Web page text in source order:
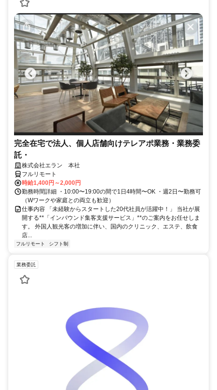
完全在宅で法人、個人店舗向けテレアポ業務・業務委
託・
株式会社エラン 本社
フルリモート
時給1,400円～2,000円
勤務時間詳細 ・10:00〜19:00の間で1日4時間〜OK ・週2日〜勤務可
（Wワークや家庭との両立も歓迎）
仕事内容 「未経験からスタートした20代社員が活躍中！」 当社が展
開する**「インバウンド集客支援サービス」**のご案内をお任せしま
す。 外国人観光客の増加に伴い、国内のクリニック、エステ、飲食
店...
フルリモート シフト制
業務委託